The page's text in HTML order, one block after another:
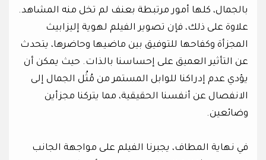
بالجمال، كلها أمور مرتبطة بعنف لم تخل منه المشاهد.
علاوة على ذلك، فإن تصوير الفيلم لهوية إليزابيث
المجزأة وكفاحها للتوفيق بين ماضيها وحاضرها، يتحدث
عن التأثير العميق على إحساسنا بالذات. حيث يمكن أن
يؤدي عدم إدراكنا للوابل المستمر من مُثُل الجمال إلى
الانفصال عن أنفسنا الحقيقية، مما يتركنا مجزأين
وضائعين.
في نهاية المطاف، يجبرنا الفيلم على مواجهة الجانب